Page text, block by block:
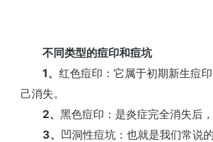
不同类型的痘印和痘坑
1、 红色痘印：它属于初期新生痘
己消失。
2、 黑色痘印：是炎症完全消失后
3、 凹洞性痘坑：也就是我们常说